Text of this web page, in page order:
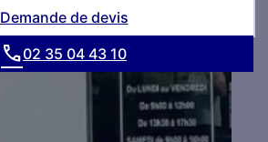
Demande de devis
02 35 04 43 10